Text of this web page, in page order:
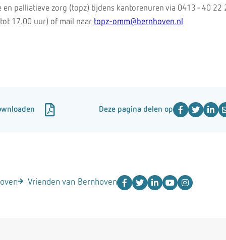
palliatieve zorg (topz) tijdens kantorenuren via 0413 - 40 22
17.00 uur) of mail naar topz-omm@bernhoven.nl
Deze pagina delen op
Vrienden van Bernhoven